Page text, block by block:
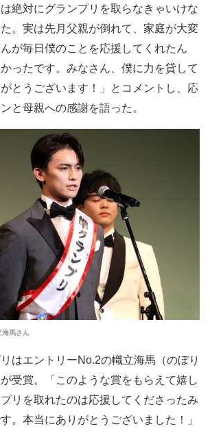
絶対にグランプリを取らなきゃいけな
。実は先月父親が倒れて、家庭が大変
が毎日僕のことを応援してくれたん
ったです。みなさん、僕に力を貸して
とうございます！」とコメントし、応
と母親への感謝を語った。
海馬さん
はエントリーNo.2の幟立海馬（のぼり
受賞。「このような賞をもらえて嬉し
リを取れたのは応援してくださったみ
。本当にありがとうございました！」